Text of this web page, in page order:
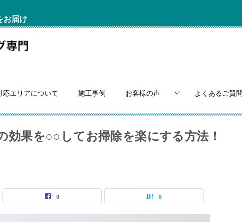
お届け
応エリアについて 施工事例 お客様の声 よくあるご質
効果を○○してお掃除を楽にする方法！
0 0